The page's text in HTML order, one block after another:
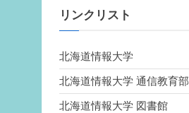
リンクリスト
北海道情報大学
北海道情報大学 通信教育部
北海道情報大学 図書館